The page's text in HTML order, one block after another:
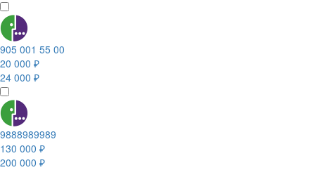
905 001 55 00
20 000 ₽
24 000 ₽
9888989989
130 000 ₽
200 000 ₽